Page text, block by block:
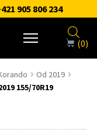
905 806 234
(0)
Od 2019
155/70R19